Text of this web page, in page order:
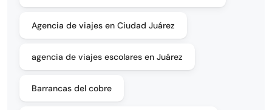
Agencia de viajes en Ciudad Juárez
agencia de viajes escolares en Juárez
Barrancas del cobre